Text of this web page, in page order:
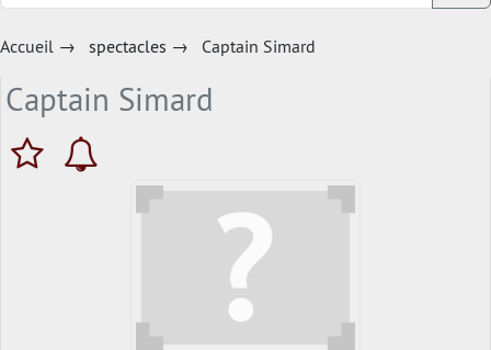
Accueil → spectacles → Captain Simard
Captain Simard